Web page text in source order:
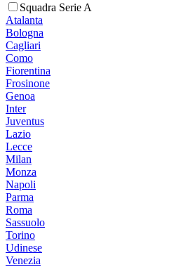
Squadra Serie A
Atalanta
Bologna
Cagliari
Como
Fiorentina
Frosinone
Genoa
Inter
Juventus
Lazio
Lecce
Milan
Monza
Napoli
Parma
Roma
Sassuolo
Torino
Udinese
Venezia